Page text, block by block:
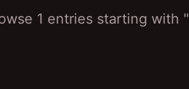
1 entries starting with